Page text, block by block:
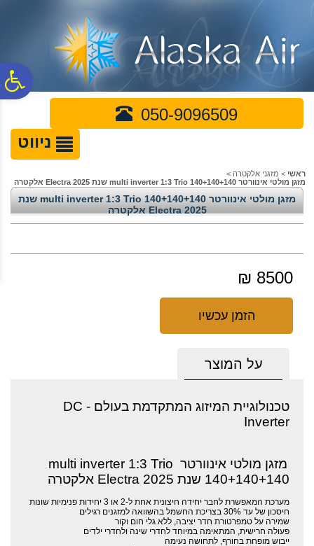
נגישות
המרכזי
050-9096509
ניווט
ראשי > מזגני אלקטרה >
מזגן מולטי אינוורטר multi inverter 1:3 Trio 140+140+140 שנת 2025 Electra אלקטרה
מזגן מולטי אינוורטר multi inverter 1:3 Trio 140+140+140 שנת
2025 Electra אלקטרה
8500 ₪
הזמן עכשיו
על המוצר
טכנולוגיית המיזוג המתקדמת בעולם - DC
Inverter
מזגן מולטי אינוורטר multi inverter 1:3 Trio
140+140+140 שנת 2025 Electra אלקטרה
מערכת המאפשרת לחבר יחידה חיצונית אחת ל-2 או 3 יחידות פנימיות שונות
חיסכון של עד 30% בצריכת החשמל בהשוואה למזגנים רגילים
שמירה על טמפרטורת חדר יציבה, ללא גלי חום וקור
פעולה חרישית, המתאימה במיוחד לחדרי שינה ולחדרי ילדים
ייבוש מופחת בחורף, לתחושה נעימה